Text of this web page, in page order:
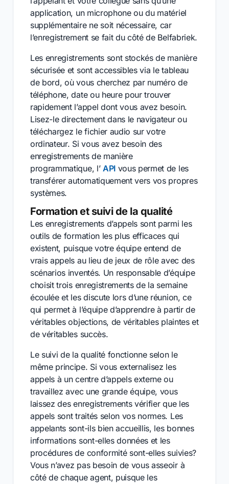
application, un microphone ou du matériel
supplémentaire ne soit nécessaire, car
l’enregistrement se fait du côté de Belfabriek.
Les enregistrements sont stockés de manière
sécurisée et sont accessibles via le tableau
de bord, où vous cherchez par numéro de
téléphone, date ou heure pour trouver
rapidement l’appel dont vous avez besoin.
Lisez-le directement dans le navigateur ou
téléchargez le fichier audio sur votre
ordinateur. Si vous avez besoin des
enregistrements de manière
programmatique, l’ APIvous permet de les
transférer automatiquement vers vos propres
systèmes.
Formation et suivi de la qualité
Les enregistrements d’appels sont parmi les
outils de formation les plus efficaces qui
existent, puisque votre équipe entend de
vrais appels au lieu de jeux de rôle avec des
scénarios inventés. Un responsable d’équipe
choisit trois enregistrements de la semaine
écoulée et les discute lors d’une réunion, ce
qui permet à l’équipe d’apprendre à partir de
véritables objections, de véritables plaintes et
de véritables succès.
Le suivi de la qualité fonctionne selon le
même principe. Si vous externalisez les
appels à un centre d’appels externe ou
travaillez avec une grande équipe, vous
laissez des enregistrements vérifier que les
appels sont traités selon vos normes. Les
appelants sont-ils bien accueillis, les bonnes
informations sont-elles données et les
procédures de conformité sont-elles suivies?
Vous n’avez pas besoin de vous asseoir à
côté de chaque agent, puisque les